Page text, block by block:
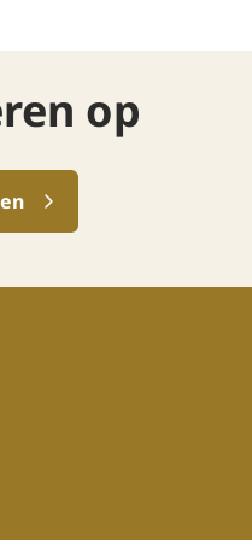
op